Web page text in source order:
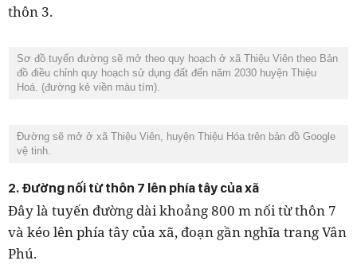
thôn 3.
Sơ đồ tuyến đường sẽ mở theo quy hoạch ở xã Thiệu Viên theo Bản
đồ điều chỉnh quy hoạch sử dụng đất đến năm 2030 huyện Thiệu
Hoá. (đường kẻ viền màu tím).
Đường sẽ mở ở xã Thiệu Viên, huyện Thiệu Hóa trên bản đồ Google
vệ tinh.
2. Đường nối từ thôn 7 lên phía tây của xã
Đây là tuyến đường dài khoảng 800 m nối từ thôn 7
và kéo lên phía tây của xã, đoạn gần nghĩa trang Vân
Phú.